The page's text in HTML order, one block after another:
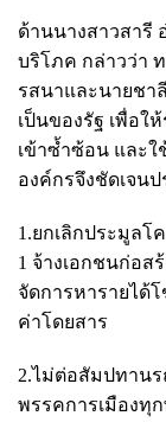
ด้านนางสาวสารี
บริโภค กล่าวว่า
รสนาและนายชา
เป็นของรัฐ เพื่อใ
เข้าซ้ำซ้อน และใ
องค์กรจึงชัดเจน
1.ยกเลิกประมูลโ
1 จ้างเอกชนก่อส
จัดการหารายได้
ค่าโดยสาร
2.ไม่ต่อสัมปทานร
พรรคการเมืองทุ